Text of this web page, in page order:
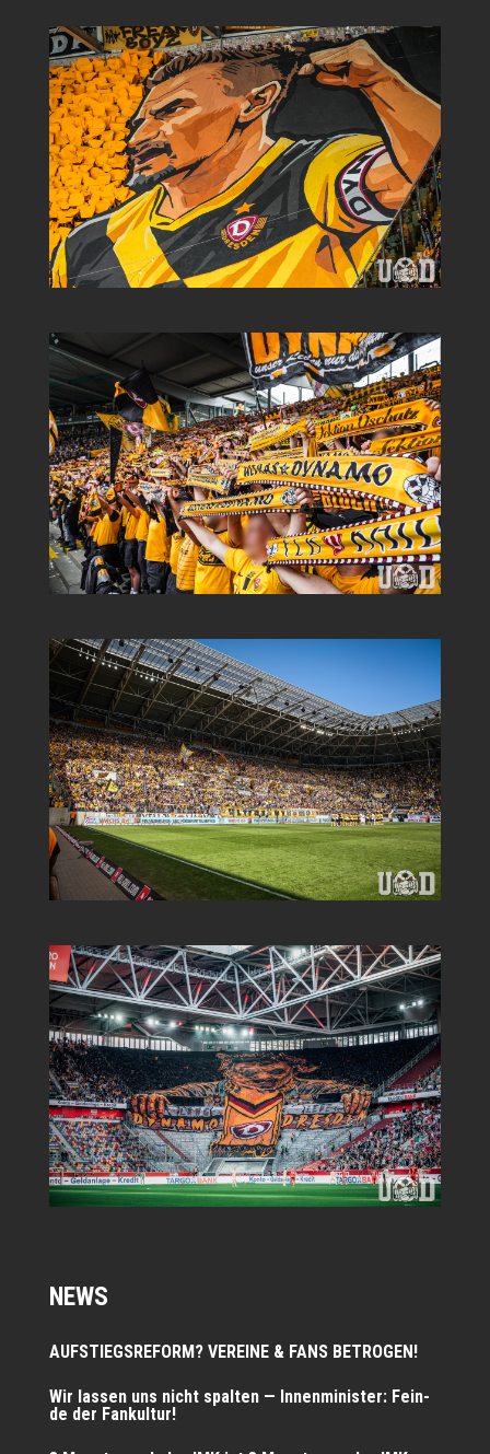
NEWS
AUFSTIEGSREFORM? VEREINE & FANS BETROGEN!
Wir las­sen uns nicht spal­ten — Innen­mi­nis­ter: Fein­
de der Fankultur!